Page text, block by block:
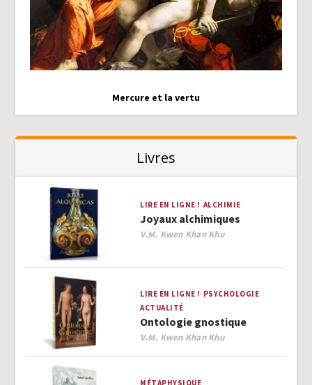
Mercure et la vertu
Livres
LIRE EN LIGNE ! ALCHIMIE
Joyaux alchimiques
Author
V.M. Kwen Khan Khu
LIRE EN LIGNE ! PSYCHOLOGIE
ACTUALITÉ
Ontologie gnostique
Author
V.M. Kwen Khan Khu